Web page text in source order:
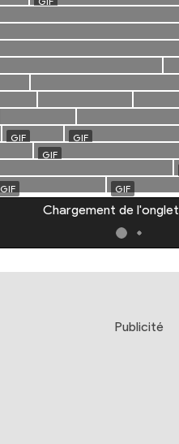
Chargement de l'onglet
Publicité